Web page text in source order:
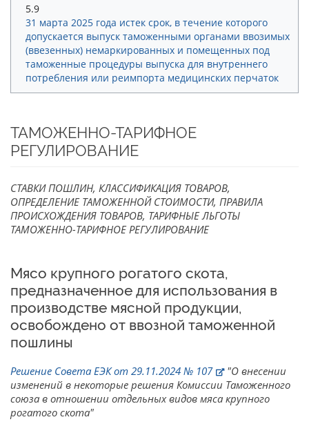
5.9
31 марта 2025 года истек срок, в течение которого
допускается выпуск таможенными органами ввозимых
(ввезенных) немаркированных и помещенных под
таможенные процедуры выпуска для внутреннего
потребления или реимпорта медицинских перчаток
ТАМОЖЕННО-ТАРИФНОЕ
РЕГУЛИРОВАНИЕ
СТАВКИ ПОШЛИН, КЛАССИФИКАЦИЯ ТОВАРОВ,
ОПРЕДЕЛЕНИЕ ТАМОЖЕННОЙ СТОИМОСТИ, ПРАВИЛА
ПРОИСХОЖДЕНИЯ ТОВАРОВ, ТАРИФНЫЕ ЛЬГОТЫ
ТАМОЖЕННО-ТАРИФНОЕ РЕГУЛИРОВАНИЕ
Мясо крупного рогатого скота,
предназначенное для использования в
производстве мясной продукции,
освобождено от ввозной таможенной
пошлины
Решение Совета ЕЭК от 29.11.2024 № 107
"О внесении
изменений в некоторые решения Комиссии Таможенного
союза в отношении отдельных видов мяса крупного
рогатого скота"